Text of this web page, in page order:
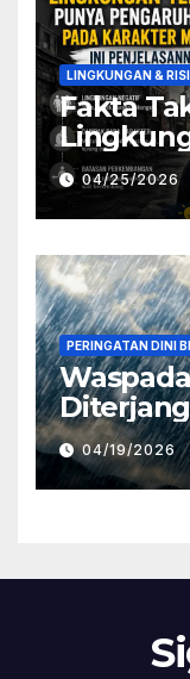
LINGKUNGAN &
Fakta
Karakter
04/25/2026
PERINGATAN DINI
Daftar
04/19/2026